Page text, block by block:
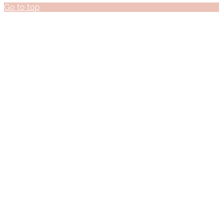
Go to top